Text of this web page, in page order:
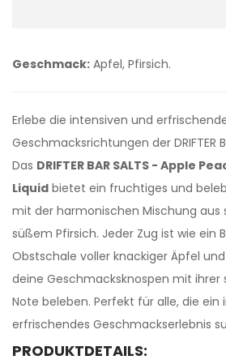
Geschmack: Apfel, Pfirsich.
Erlebe die intensiven und
Geschmacksrichtungen der DRIFTER
Das DRIFTER BAR SALTS - Apple
Liquid bietet ein fruchtiges und
mit der harmonischen Mischung aus
süßem Pfirsich. Jeder Zug ist wie ein
Obstschale voller knackiger Äpfel
deine Geschmacksknospen mit ihrer
Note beleben. Perfekt für alle, die ein
erfrischendes Geschmackserlebnis
PRODUKTDETAILS: